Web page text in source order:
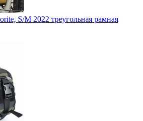
S/M 2022 треугольная рамная